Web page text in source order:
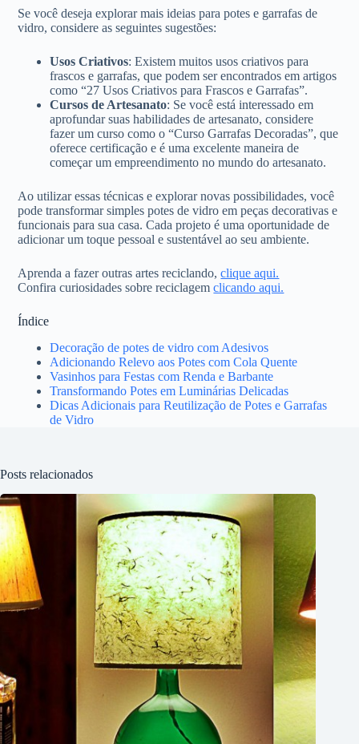
Se você deseja explorar mais ideias para potes e garrafas de
vidro, considere as seguintes sugestões:
Usos Criativos: Existem muitos usos criativos para
frascos e garrafas, que podem ser encontrados em artigos
como “27 Usos Criativos para Frascos e Garrafas”.
Cursos de Artesanato: Se você está interessado em
aprofundar suas habilidades de artesanato, considere
fazer um curso como o “Curso Garrafas Decoradas”, que
oferece certificação e é uma excelente maneira de
começar um empreendimento no mundo do artesanato.
Ao utilizar essas técnicas e explorar novas possibilidades, você
pode transformar simples potes de vidro em peças decorativas e
funcionais para sua casa. Cada projeto é uma oportunidade de
adicionar um toque pessoal e sustentável ao seu ambiente.
Aprenda a fazer outras artes reciclando,clique aqui.
Confira curiosidades sobre reciclagemclicando aqui.
Índice
Decoração de potes de vidro com Adesivos
Adicionando Relevo aos Potes com Cola Quente
Vasinhos para Festas com Renda e Barbante
Transformando Potes em Luminárias Delicadas
Dicas Adicionais para Reutilização de Potes e Garrafas
de Vidro
Posts relacionados